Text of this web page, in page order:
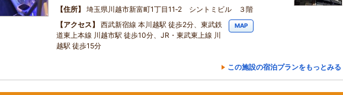
住所
埼玉県川越市新富町1丁目11‐2 シントミビル ３階
アクセス
西武新宿線 本川越駅 徒歩2分、東武鉄
道東上本線 川越市駅 徒歩10分、JR・東武東上線 川
越駅 徒歩15分
MAP
この施設の宿泊プランをもっとみる